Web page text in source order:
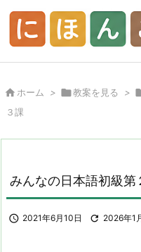
 ホーム > 教案を見る >
３課
みんなの日本語初級
 2021年6月10日  2026年1